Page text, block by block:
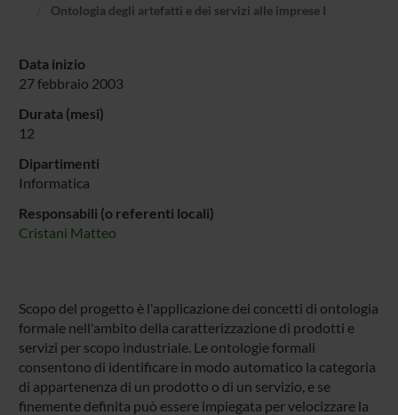
Ontologia degli artefatti e dei servizi alle imprese I
Data inizio
27 febbraio 2003
Durata (mesi)
12
Dipartimenti
Informatica
Responsabili (o referenti locali)
Cristani Matteo
Scopo del progetto è l'applicazione dei concetti di ontologia
formale nell'ambito della caratterizzazione di prodotti e
servizi per scopo industriale. Le ontologie formali
consentono di identificare in modo automatico la categoria
di appartenenza di un prodotto o di un servizio, e se
finemente definita può essere impiegata per velocizzare la